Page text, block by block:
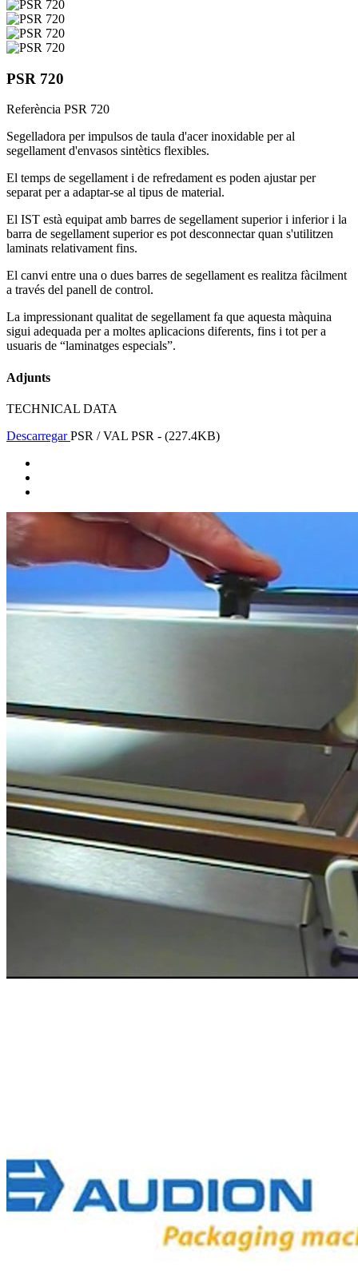
PSR 720
Referència PSR 720
Segelladora per impulsos de taula d'acer inoxidable per al
segellament d'envasos sintètics flexibles.
El temps de segellament i de refredament es poden ajustar per
separat per a adaptar-se al tipus de material.
El IST està equipat amb barres de segellament superior i inferior i la
barra de segellament superior es pot desconnectar quan s'utilitzen
laminats relativament fins.
El canvi entre una o dues barres de segellament es realitza fàcilment
a través del panell de control.
La impressionant qualitat de segellament fa que aquesta màquina
sigui adequada per a moltes aplicacions diferents, fins i tot per a
usuaris de “laminatges especials”.
Adjunts
TECHNICAL DATA
DescarregarPSR / VAL PSR - (227.4KB)